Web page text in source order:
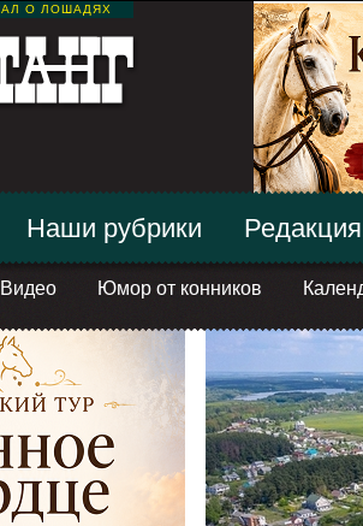
О ЛОШАДЯХ
Видео Юмор от конников
Наши рубрики Редакция